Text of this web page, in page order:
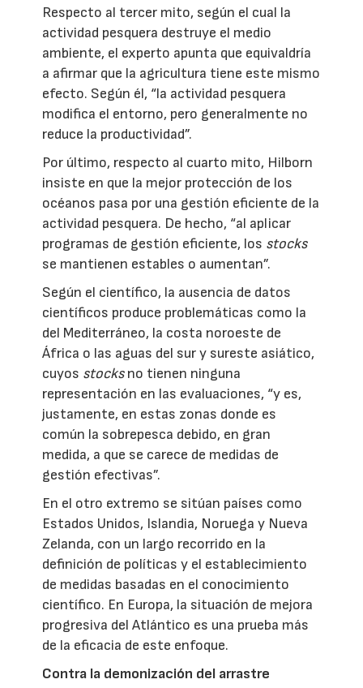
Respecto al tercer mito, según el cual la
actividad pesquera destruye el medio
ambiente, el experto apunta que equivaldría
a afirmar que la agricultura tiene este mismo
efecto. Según él, “la actividad pesquera
modifica el entorno, pero generalmente no
reduce la productividad”.
Por último, respecto al cuarto mito, Hilborn
insiste en que la mejor protección de los
océanos pasa por una gestión eficiente de la
actividad pesquera. De hecho, “al aplicar
programas de gestión eficiente, los stocks
se mantienen estables o aumentan”.
Según el científico, la ausencia de datos
científicos produce problemáticas como la
del Mediterráneo, la costa noroeste de
África o las aguas del sur y sureste asiático,
cuyos stocksno tienen ninguna
representación en las evaluaciones, “y es,
justamente, en estas zonas donde es
común la sobrepesca debido, en gran
medida, a que se carece de medidas de
gestión efectivas”.
En el otro extremo se sitúan países como
Estados Unidos, Islandia, Noruega y Nueva
Zelanda, con un largo recorrido en la
definición de políticas y el establecimiento
de medidas basadas en el conocimiento
científico. En Europa, la situación de mejora
progresiva del Atlántico es una prueba más
de la eficacia de este enfoque.
Contra la demonización del arrastre